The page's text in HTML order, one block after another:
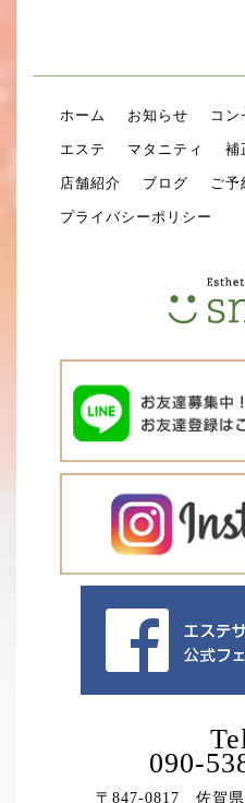
ホーム お知らせ コン
エステ マタニティ 補
店舗紹介 ブログ ご予
プライバシーポリシー
090-
〒847-0817 佐賀